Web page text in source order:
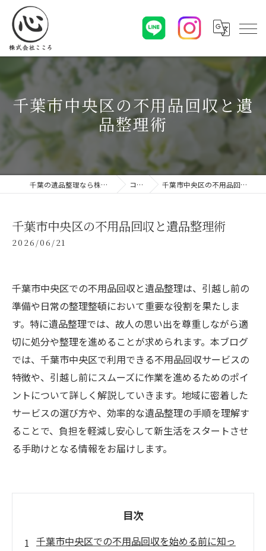
千葉市中央区の不用品回収と遺
品整理術
千葉の遺品整理なら株式会社こころ コラム 千葉市中央区の不用品回収と遺品整理術
千葉市中央区の不用品回収と遺品整理術
2026/06/21
千葉市中央区での不用品回収と遺品整理は、引越し前の
準備や日常の整理整頓において重要な役割を果たしま
す。特に遺品整理では、故人の思い出を尊重しながら適
切に処分や整理を進めることが求められます。本ブログ
では、千葉市中央区で利用できる不用品回収サービスの
特徴や、引越し前にスムーズに作業を進めるためのポイ
ントについて詳しく解説していきます。地域に密着した
サービスの選び方や、効率的な遺品整理の手順を理解す
ることで、負担を軽減し安心して新生活をスタートさせ
る手助けとなる情報をお届けします。
目次
千葉市中央区での不用品回収を始める前に知っ